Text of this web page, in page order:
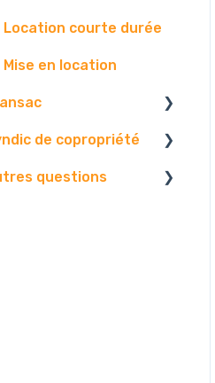
Location courte durée
Mise en location
Paramétrage
Vos contact
de copropriété
Vos données
questions